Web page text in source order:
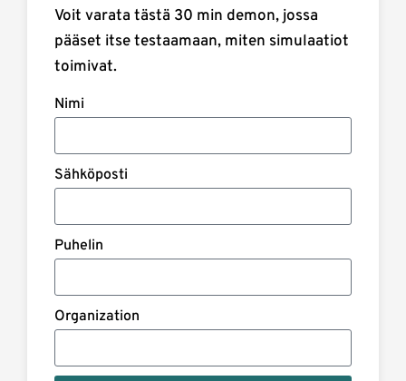
Voit varata tästä 30 min demon, jossa
pääset itse testaamaan, miten simulaatiot
toimivat.
Nimi
Sähköposti
Puhelin
Organization